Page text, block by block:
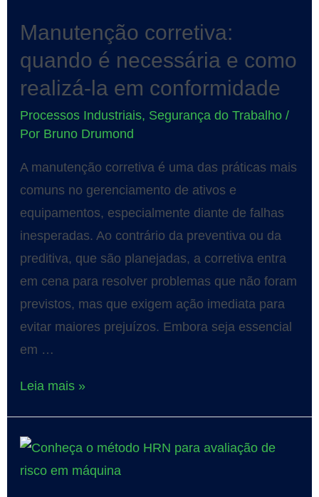
Manutenção corretiva:
quando é necessária e como
realizá-la em conformidade
Processos Industriais, Segurança do Trabalho/
Por Bruno Drumond
A manutenção corretiva é uma das práticas mais
comuns no gerenciamento de ativos e
equipamentos, especialmente diante de falhas
inesperadas. Ao contrário da preventiva ou da
preditiva, que são planejadas, a corretiva entra
em cena para resolver problemas que não foram
previstos, mas que exigem ação imediata para
evitar maiores prejuízos. Embora seja essencial
em …
Leia mais »